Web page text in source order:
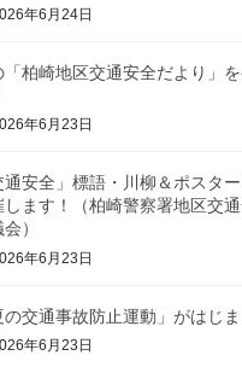
年6月24日
「柏崎地区交通安全だより」
年6月23日
通安全」標語・川柳＆ポスタ
します！（柏崎警察署地区交
）
年6月23日
の交通事故防止運動」がはじま
年6月23日